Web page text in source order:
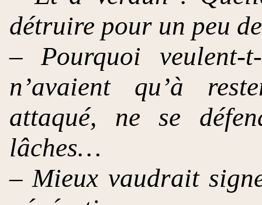
détruire pour un peu
– Pourquoi
n’avaient qu’à
attaqué, ne se
lâches…
– Mieux vaudrait